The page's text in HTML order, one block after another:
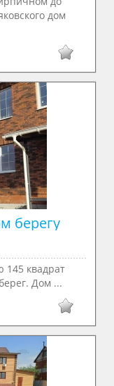
дом
берегу
145 квадрат
Дом ...